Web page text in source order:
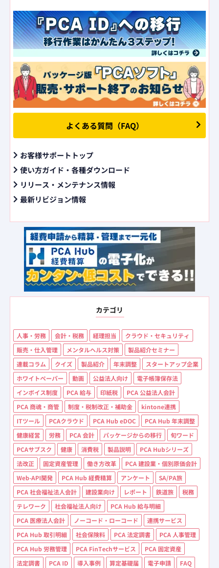
よくある質問（FAQ）
お客様サポートトップ
使い方ガイド・各種ダウンロード
リリース・メンテナンス情報
最新リビジョン情報
カテゴリ
人事・労務 会計・税務 経理担当
クラウド・セキュリティ
販売・仕入管理
メンタルヘルス対策
製品紹介セミナー
連載コラム
クイズ 製品紹介 年末調整
スタートアップ企業
ホワイトペーパー
動画 公益法人向け
電子帳簿保存法
インボイス制度
PCA 給与 印紙税
PCA 公益法人会計
PCA 商魂・商管
制度・税制改正・補助金
kintone連携
ITツール
PCAクラウド PCA Hub eDOC
PCA Hub 年末調整
健康経営
労務 PCA 会計 パッケージからの移行
旬ワード
PCAサブスク
健康 消費税 製品説明
PCA Hubシリーズ
法改正
固定資産管理 働き方改革
PCA 建設業・個別原価会計
Web-API開発
PCA Hub 経費精算 アンケート
SA/PA旅
PCA 社会福祉法人会計
建設業向け レポート 鉄道旅
税務
テレワーク
社会福祉法人向け
PCA Hub 給与明細
PCA 医療法人会計
ノーコード・ローコード
連携サービス
PCA Hub 取引明細
社会保険料 PCA 法定調書
PCA 人事管理
PCA Hub 労務管理
PCA FinTechサービス
PCA 固定資産
法定調書
PCA ID 導入事例 算定基礎届 電子申請 FAQ